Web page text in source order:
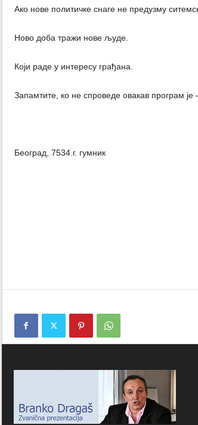
Ако нове политичке снаге не предузму
Ново доба тражи нове људе.
Који раде у интересу грађана.
Запамтите, ко не спроведе овакав програм је
Београд, 7534.г. гумник